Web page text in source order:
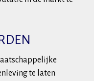
te laten